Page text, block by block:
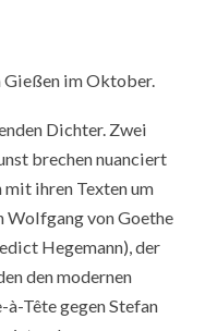
Gießen im Oktober.
Dichter. Zwei
brechen nuanciert
ihren Texten um
Wolfgang von Goethe
Hegemann), der
den modernen
à-Tête gegen Stefan